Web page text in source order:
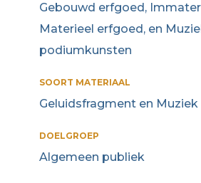
Gebouwd erfgoed,
Materieel erfgoed, en
podiumkunsten
SOORT MATERIAAL
Geluidsfragment en Muziek
DOELGROEP
Algemeen publiek